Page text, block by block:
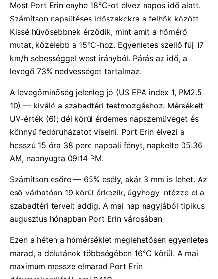
Most Port Erin enyhe 18°C-ot élvez napos idő alatt.
Számítson napsütéses időszakokra a felhők között.
Kissé hűvösebbnek érződik, mint amit a hőmérő
mutat, közelebb a 15°C-hoz. Egyenletes szellő fúj 17
km/h sebességgel west irányból. Párás az idő, a
levegő 73% nedvességet tartalmaz.
A levegőminőség jelenleg jó (US EPA index 1, PM2.5
10) — kiváló a szabadtéri testmozgáshoz. Mérsékelt
UV-érték (6); dél körül érdemes napszemüveget és
könnyű fedőruházatot viselni. Port Erin élvezi a
hosszú 15 óra 38 perc nappali fényt, napkelte 05:36
AM, napnyugta 09:14 PM.
Számítson esőre — 65% esély, akár 3 mm is lehet. Az
eső várhatóan 19 körül érkezik, úgyhogy intézze el a
szabadtéri terveit addig. A mai nap nagyjából tipikus
augusztus hónapban Port Erin városában.
Ezen a héten a hőmérséklet meglehetősen egyenletes
marad, a délutánok többségében 16°C körül. A mai
maximum messze elmarad Port Erin